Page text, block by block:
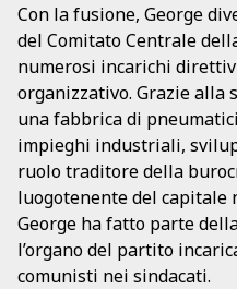
Con la fusione, George
del Comitato Centrale
numerosi incarichi
organizzativo. Grazie alla
una fabbrica di
impieghi industriali,
ruolo traditore della
luogotenente del capitale
George ha fatto parte
l’organo del partito
comunisti nei sindacati.